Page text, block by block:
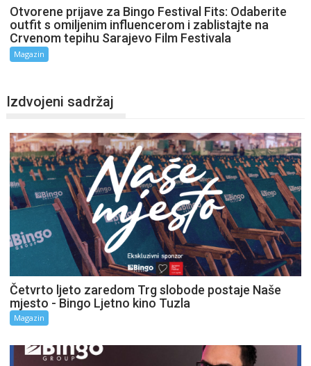
Otvorene prijave za Bingo Festival Fits: Odaberite
outfit s omiljenim influencerom i zablistajte na
Crvenom tepihu Sarajevo Film Festivala
Magazin
Izdvojeni sadržaj
Četvrto ljeto zaredom Trg slobode postaje Naše
mjesto - Bingo Ljetno kino Tuzla
Magazin